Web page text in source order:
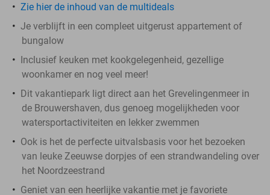
Zie hier de inhoud van de multideals
Je verblijft in een compleet uitgerust appartement of
bungalow
Inclusief keuken met kookgelegenheid, gezellige
woonkamer en nog veel meer!
Dit vakantiepark ligt direct aan het Grevelingenmeer in
de Brouwershaven, dus genoeg mogelijkheden voor
watersportactiviteiten en lekker zwemmen
Ook is het de perfecte uitvalsbasis voor het bezoeken
van leuke Zeeuwse dorpjes of een strandwandeling over
het Noordzeestrand
Geniet van een heerlijke vakantie met je favoriete